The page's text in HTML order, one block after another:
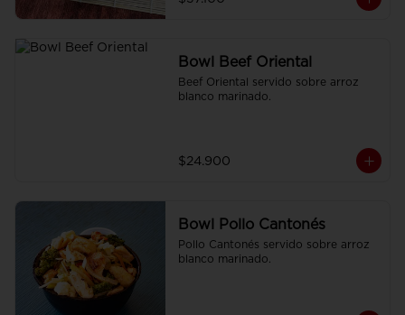
Bowl Beef Oriental
Beef Oriental servido sobre arroz
blanco marinado.
$24.900
Bowl Pollo Cantonés
Pollo Cantonés servido sobre arroz
blanco marinado.